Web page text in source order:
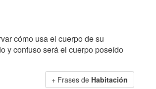
cómo usa el cuerpo de su
y confuso será el cuerpo poseído
+ Frases de Habitación